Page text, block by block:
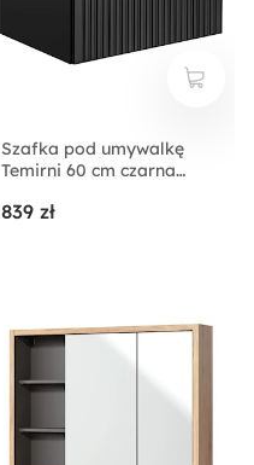
Szafka pod umywalkę
Temirni 60 cm czarna
839 zł